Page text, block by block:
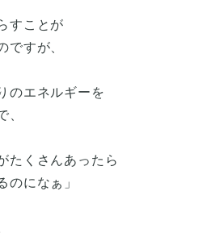
すことが
ですが、
のエネルギーを
、
たくさんあったら
になぁ」